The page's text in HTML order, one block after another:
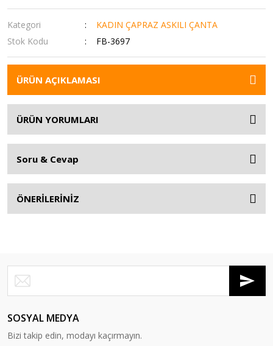
Kategori
KADIN ÇAPRAZ ASKILI ÇANTA
Stok Kodu
FB-3697
ÜRÜN AÇIKLAMASI
ÜRÜN YORUMLARI
Soru & Cevap
ÖNERİLERİNİZ
SOSYAL MEDYA
Bizi takip edin, modayı kaçırmayın.